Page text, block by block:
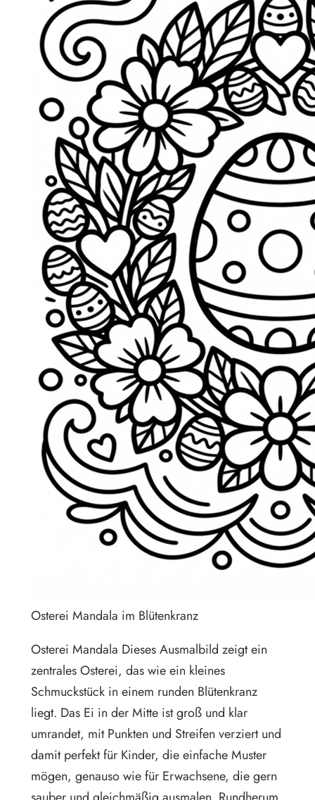
Osterei Mandala im Blütenkranz
Osterei Mandala Dieses Ausmalbild zeigt ein
zentrales Osterei, das wie ein kleines
Schmuckstück in einem runden Blütenkranz
liegt. Das Ei in der Mitte ist groß und klar
umrandet, mit Punkten und Streifen verziert und
damit perfekt für Kinder, die einfache Muster
mögen, genauso wie für Erwachsene, die gern